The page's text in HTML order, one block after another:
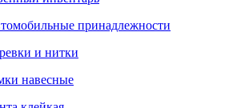
принадлежности
и нитки
навесные